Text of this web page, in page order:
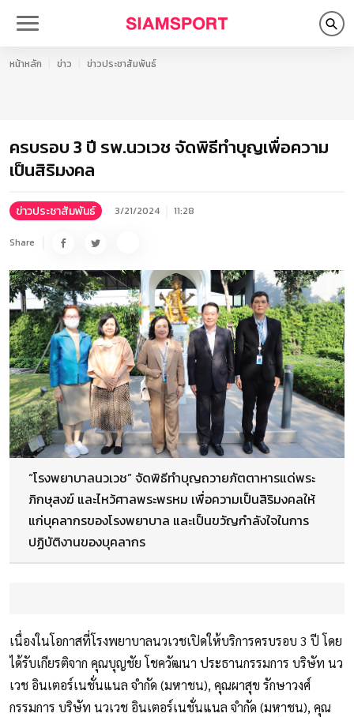
หน้าหลัก ข่าว ข่าวประชาสัมพันธ์
ครบรอบ 3 ปี รพ.นวเวช จัดพิธีทำบุญเพื่อความ
เป็นสิริมงคล
ข่าวประชาสัมพันธ์ 3/21/2024 11:28
Share
“โรงพยาบาลนวเวช” จัดพิธีทำบุญถวายภัตตาหารแด่พระ
ภิกษุสงฆ์ และไหว้ศาลพระพรหม เพื่อความเป็นสิริมงคลให้
แก่บุคลากรของโรงพยาบาล และเป็นขวัญกำลังใจในการ
ปฏิบัติงานของบุคลากร
เนื่องในโอกาสที่โรงพยาบาลนวเวชเปิดให้บริการครบรอบ 3 ปี โดย
ได้รับเกียรติจาก คุณบุญชัย โชควัฒนา ประธานกรรมการ บริษัท นว
เวช อินเตอร์เนชั่นแนล จำกัด (มหาชน), คุณผาสุข รักษาวงศ์
กรรมการ บริษัท นวเวช อินเตอร์เนชั่นแนล จำกัด (มหาชน), คุณ